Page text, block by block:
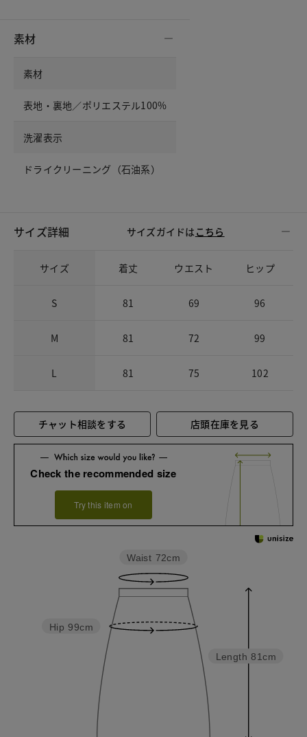
素材
素材
表地・裏地／ポリエステル100%
洗濯表示
ドライクリーニング（石油系）
サイズ詳細 サイズガイドは こちら
サイズ 着丈 ウエスト ヒップ
S 81 69 96
M 81 72 99
L 81 75 102
チャット相談をする 店頭在庫を見る
Check the recommended size
Try this item on
Length 81cm
Hip 99cm
Waist 72cm